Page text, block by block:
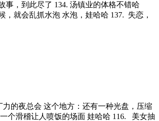
，到此尽了 134. 汤镇业的体格不错哈
就会乱抓水泡 水泡，娃哈哈 137. 失恋，
的夜总会 这个地方：还有一种光盘，压缩
个滑稽让人喷饭的场面 娃哈哈 116. 美女抽